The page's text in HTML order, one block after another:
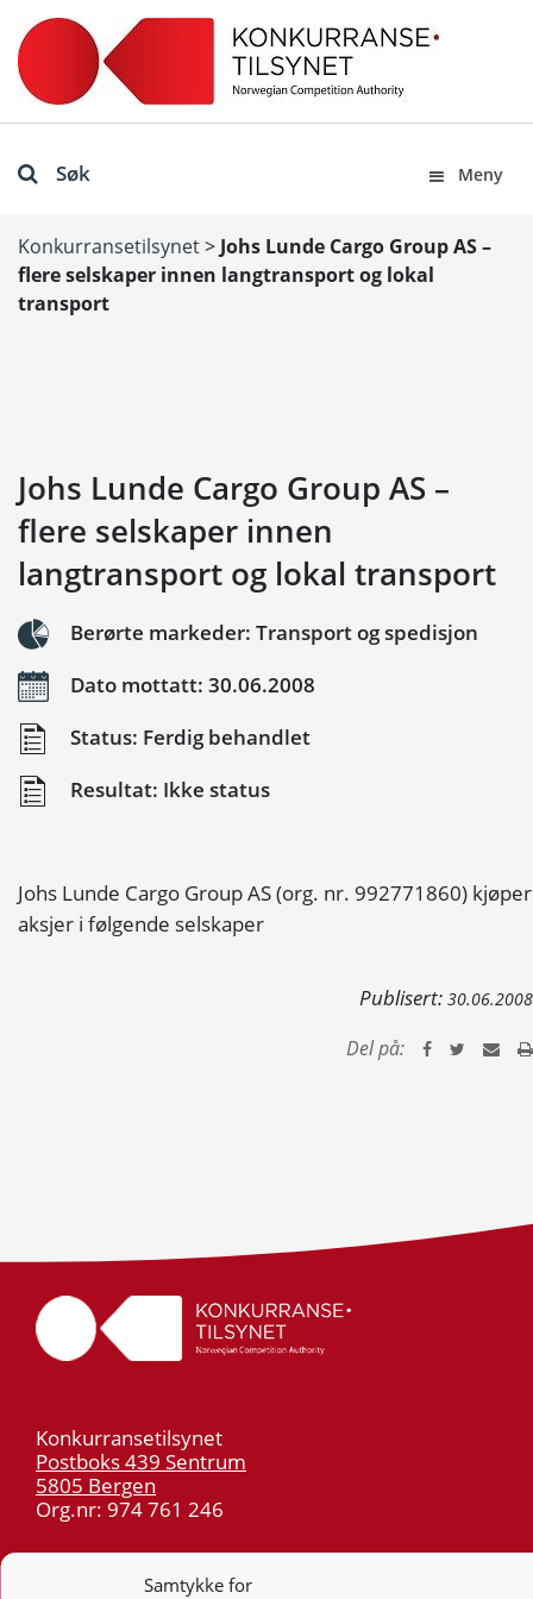
Samtykke for
Søk Meny
Konkurransetilsynet> Johs Lunde Cargo Group AS –
flere selskaper innen langtransport og lokal
transport
Johs Lunde Cargo Group AS –
flere selskaper innen
langtransport og lokal transport
Berørte markeder: Transport og spedisjon
Dato mottatt: 30.06.2008
Status: Ferdig behandlet
Resultat: Ikke status
Johs Lunde Cargo Group AS (org. nr. 992771860) kjøper
aksjer i følgende selskaper
Publisert: 30.06.2008
Del på:
Konkurransetilsynet
Postboks 439 Sentrum
5805 Bergen
Org.nr: 974 761 246
55 59 75 00